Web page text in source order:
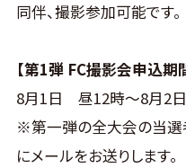
同伴、撮影参加可能です。
【第1弾FC撮影会申込期
8月1日 昼12時〜8月2
※第一弾の全大会の当選
にメールをお送りします。